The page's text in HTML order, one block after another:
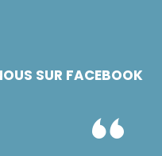
SUR FACEBOOK